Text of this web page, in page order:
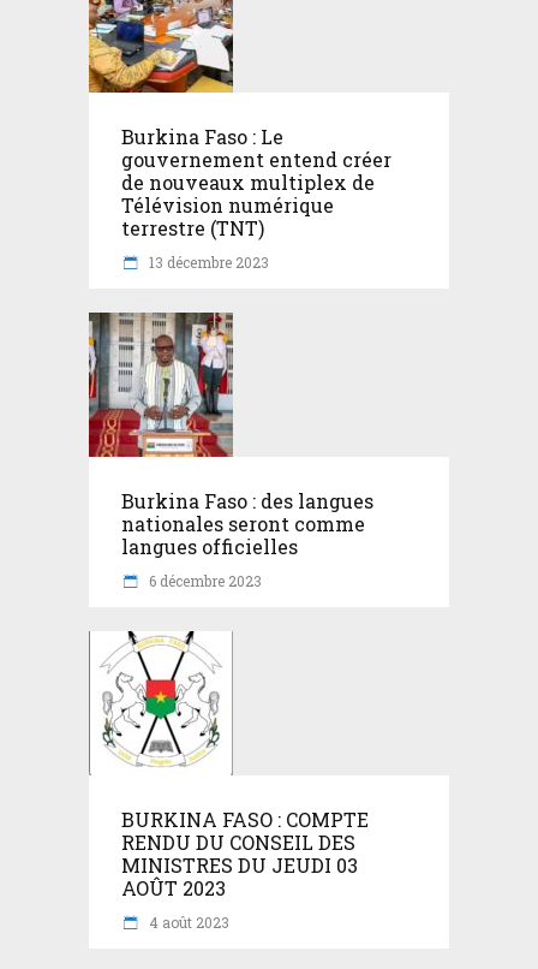
Burkina Faso : Le
gouvernement entend créer
de nouveaux multiplex de
Télévision numérique
terrestre (TNT)
13 décembre 2023
Burkina Faso : des langues
nationales seront comme
langues officielles
6 décembre 2023
BURKINA FASO : COMPTE
RENDU DU CONSEIL DES
MINISTRES DU JEUDI 03
AOÛT 2023
4 août 2023